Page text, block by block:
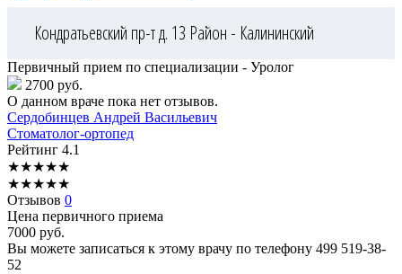
Кондратьевский пр-т д. 13 Район - Калининский
Первичный прием по специализации - Уролог
2700 руб.
О данном враче пока нет отзывов.
Сердобинцев Андрей Васильевич
Стоматолог-ортопед
Рейтинг 4.1
★★★★★
★★★★★
Отзывов 0
Цена первичного приема
7000 руб.
Вы можете записаться к этому врачу по телефону 499 519-38-
52